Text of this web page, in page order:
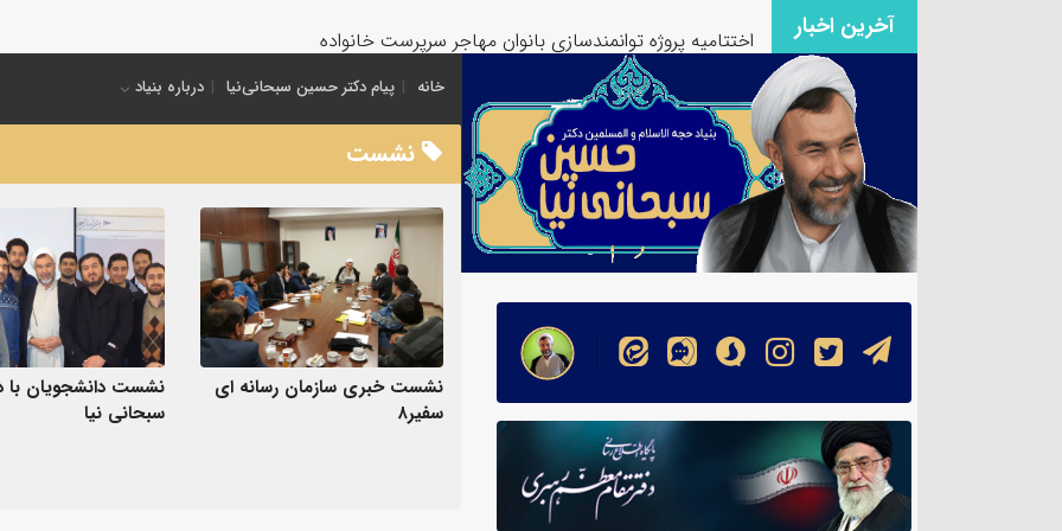
آخرین اخبار
خانه پیام دکتر حسین سبحانی‌نیا درباره بنیاد
نشست
نشست خبری سازمان رسانه ای
سفیر۸
نشست دانشجویان با
سبحانی نیا